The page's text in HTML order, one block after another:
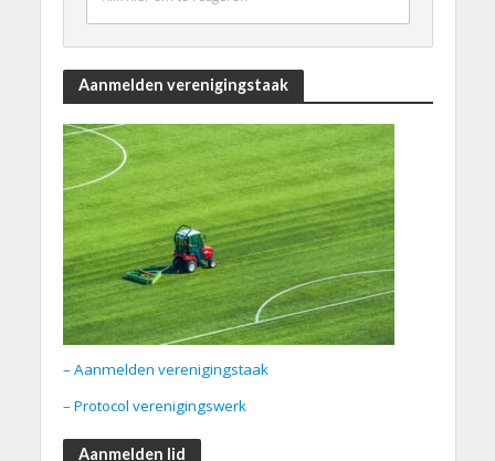
Aanmelden verenigingstaak
– Aanmelden verenigingstaak
– Protocol verenigingswerk
Aanmelden lid